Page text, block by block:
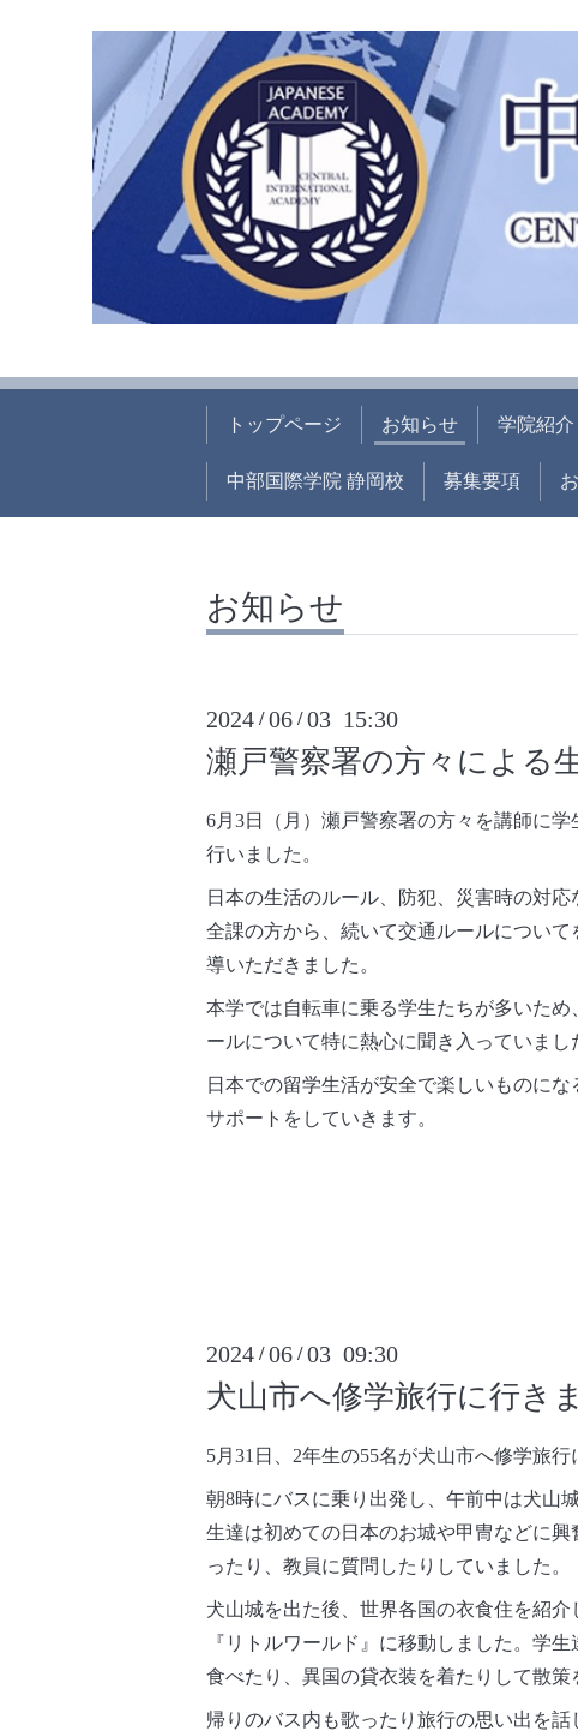
トップページ お知らせ 学院紹介
中部国際学院 静岡校 募集要項
お知らせ
2024 /06 /03 15:30
瀬戸警察署の方々による
6月3日（月）瀬戸警察署の方々を講師に
行いました。
日本の生活のルール、防犯、災害時の対
全課の方から、続いて交通ルールについて
導いただきました。
本学では自転車に乗る学生たちが多いた
ールについて特に熱心に聞き入っていまし
日本での留学生活が安全で楽しいものに
サポートをしていきます。
2024 /06 /03 09:30
犬山市へ修学旅行に行き
5月31日、2年生の55名が犬山市へ修学旅行
朝8時にバスに乗り出発し、 午前中は犬山
生達は初めての日本のお城や甲冑などに興
ったり、教員に質問したりしていました。
犬山城を出た後、世界各国の衣食住を紹
『 リトルワールド』に移動しました。学
食べたり、異国の貸衣装を着たりして散策
帰りのバス内も歌ったり旅行の思い出を話